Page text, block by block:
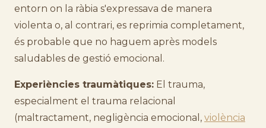
entorn on la ràbia s'expressava de manera
violenta o, al contrari, es reprimia completament,
és probable que no haguem après models
saludables de gestió emocional.
Experiències traumàtiques: El trauma,
especialment el trauma relacional
(maltractament, negligència emocional, violència